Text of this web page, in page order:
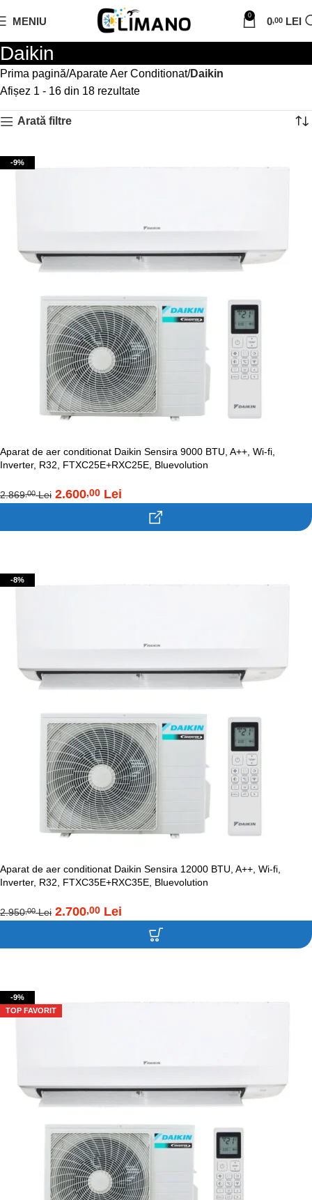
MENIU 0 0,00 LEI
Daikin
Prima pagină Aparate Aer Conditionat Daikin
Afișez 1 - 16 din 18 rezultate
Arată filtre
-9%
Aparat de aer conditionat Daikin Sensira 9000 BTU, A++, Wi-fi,
Inverter, R32, FTXC25E+RXC25E, Bluevolution
2.869,00 Lei 2.600,00 Lei
-8%
Aparat de aer conditionat Daikin Sensira 12000 BTU, A++, Wi-fi,
Inverter, R32, FTXC35E+RXC35E, Bluevolution
2.950,00 Lei 2.700,00 Lei
-9%
TOP FAVORIT